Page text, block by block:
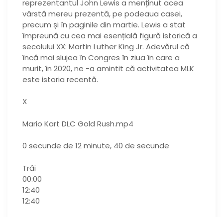
reprezentantul John Lewis a menținut acea
vârstă mereu prezentă, pe podeaua casei,
precum și în paginile din martie. Lewis a stat
împreună cu cea mai esențială figură istorică a
secolului XX: Martin Luther King Jr. Adevărul că
încă mai slujea în Congres în ziua în care a
murit, în 2020, ne -a amintit că activitatea MLK
este istoria recentă.
X
Mario Kart DLC Gold Rush.mp4
0 secunde de 12 minute, 40 de secunde
Trăi
00:00
12:40
12:40